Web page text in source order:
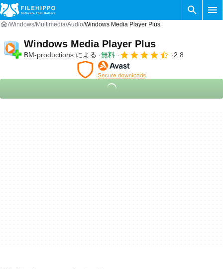
Windows Multimedia Audio Windows Media Player Plus
Windows Media Player Plus
BM-productions による 無料 2.8